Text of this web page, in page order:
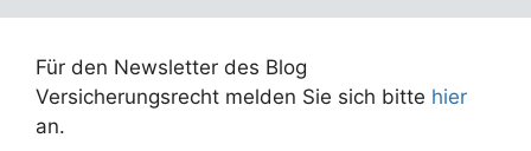
Für den Newsletter des Blog
Versicherungsrecht melden Sie sich bitte hier
an.